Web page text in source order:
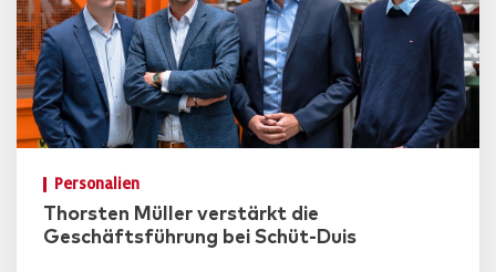
Personalien
Thorsten Müller verstärkt die
Geschäftsführung bei Schüt-Duis